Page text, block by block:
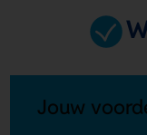
Jouw